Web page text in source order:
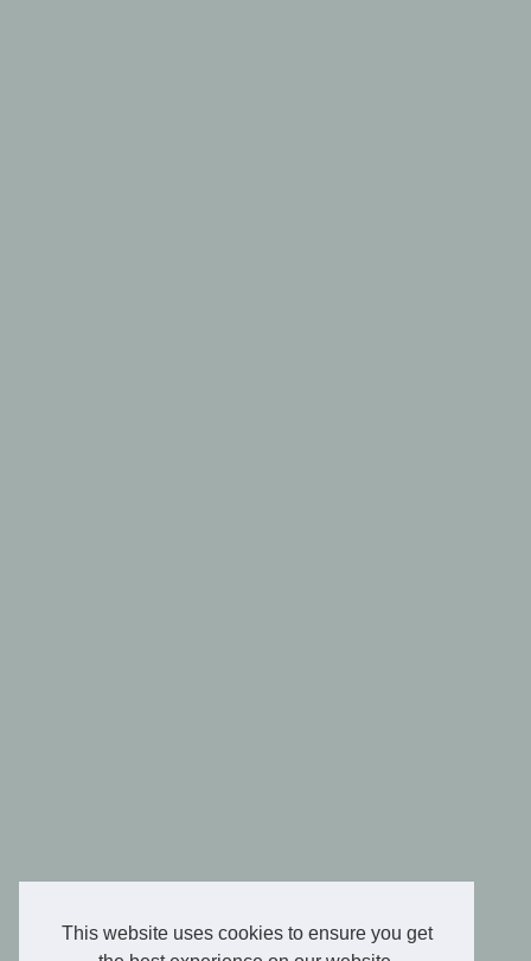
This website uses cookies to ensure you get